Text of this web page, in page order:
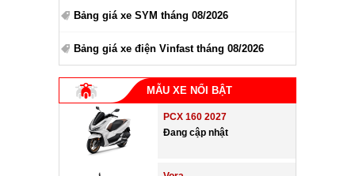
Bảng giá xe SYM tháng 08/2026
Bảng giá xe điện Vinfast tháng 08/2026
MẪU XE NỔI BẬT
PCX 160 2027
Đang cập nhật